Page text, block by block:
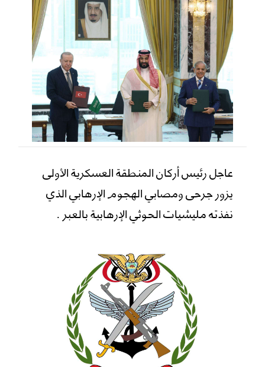
عاجل رئيس أركان المنطقة العسكرية الأولى
يزور جرحى ومصابي الهجوم الإرهابي الذي
نفذته مليشيات الحوثي الإرهابية بالعبر .